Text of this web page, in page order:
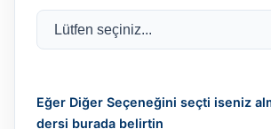
Eğer Diğer Seçeneğini seçti iseniz
dersi burada belirtin